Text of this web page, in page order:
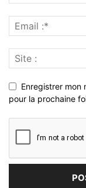
Enregistrer mon
pour la prochaine